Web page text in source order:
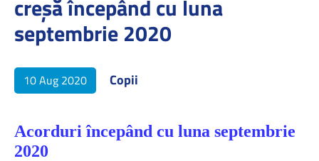
creșă începând cu luna
septembrie 2020
10 Aug 2020 Copii
Acorduri începând cu luna septembrie
2020